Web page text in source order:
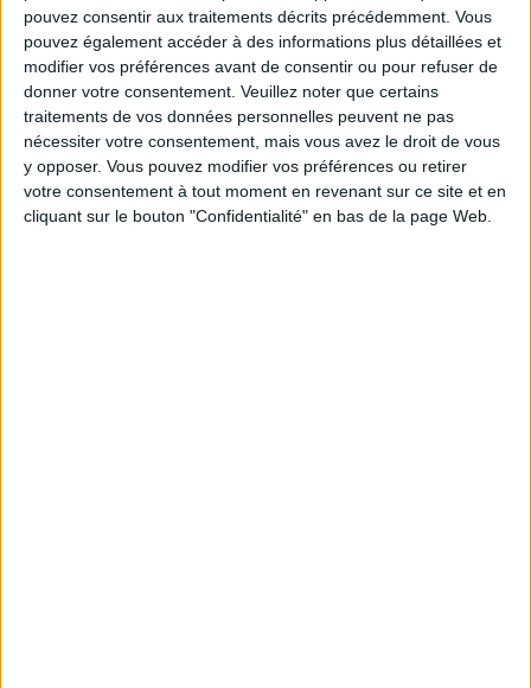
pouvez consentir aux traitements décrits précédemment. Vous
pouvez également accéder à des informations plus détaillées et
modifier vos préférences avant de consentir ou pour refuser de
donner votre consentement. Veuillez noter que certains
traitements de vos données personnelles peuvent ne pas
nécessiter votre consentement, mais vous avez le droit de vous
y opposer. Vous pouvez modifier vos préférences ou retirer
votre consentement à tout moment en revenant sur ce site et en
cliquant sur le bouton "Confidentialité" en bas de la page Web.
Webinaires en direct Voir tout
Chaque semaine, posez vos questions en live
en participant à des vidéo-conférences avec
Jean-Michel et les diététiciennes du
programme.